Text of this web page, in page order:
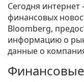
Сегодня
финансовых
Bloomberg,
информацию о
данные о